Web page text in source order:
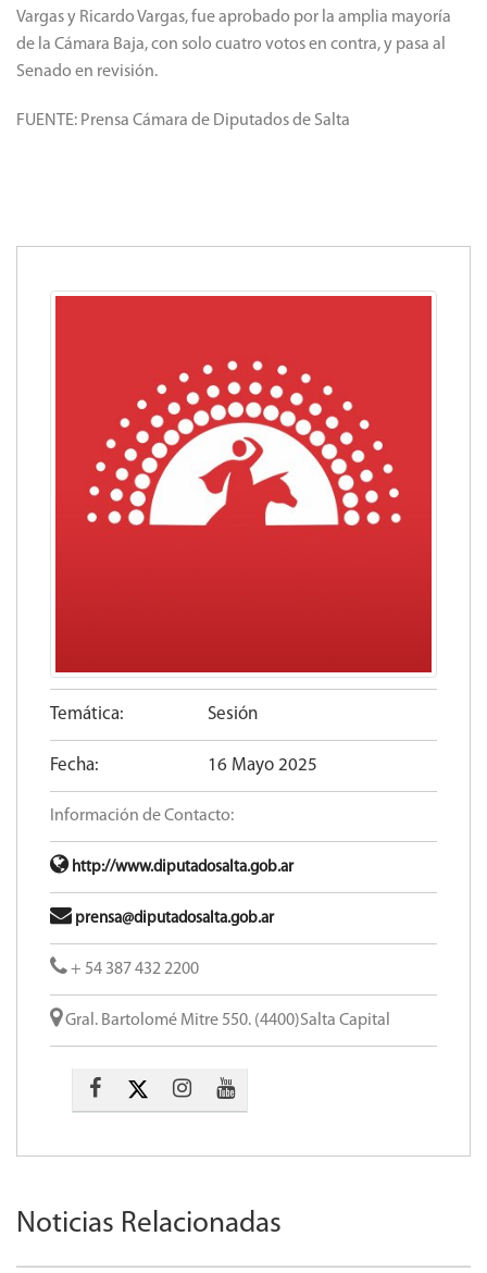
Vargas y Ricardo Vargas, fue aprobado por la amplia mayoría
de la Cámara Baja, con solo cuatro votos en contra, y pasa al
Senado en revisión.
FUENTE: Prensa Cámara de Diputados de Salta
Temática: Sesión
Fecha: 16 Mayo 2025
Información de Contacto:
http://www.diputadosalta.gob.ar
prensa@diputadosalta.gob.ar
+ 54 387 432 2200
Gral. Bartolomé Mitre 550. (4400)Salta Capital
Noticias Relacionadas